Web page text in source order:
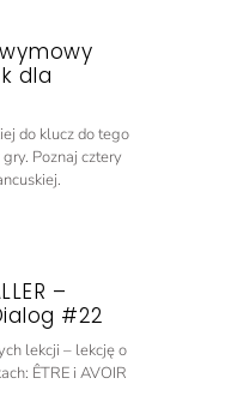
dla
do klucz do tego
Poznaj cztery
–
#22
lekcji – lekcję o
ÊTRE i AVOIR